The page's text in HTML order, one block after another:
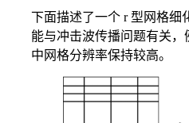
下面描述了一个 r 型网格细
能与冲击波传播问题有关
中网格分辨率保持较高。